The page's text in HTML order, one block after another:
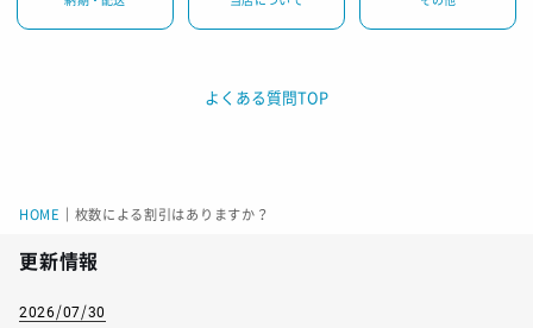
よくある質問TOP
HOME 枚数による割引はありますか？
更新情報
2026/07/30